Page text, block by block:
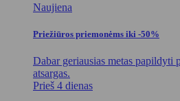
Naujiena
Priežiūros priemonėms iki -50%
Dabar geriausias metas papildyti
atsargas.
Prieš 4 dienas